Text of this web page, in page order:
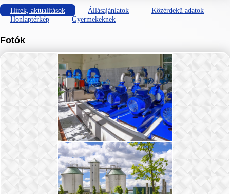
Hírek, aktualitások Állásajánlatok
Közérdekű adatok
Honlaptérkép
Gyermekeknek
Fotók